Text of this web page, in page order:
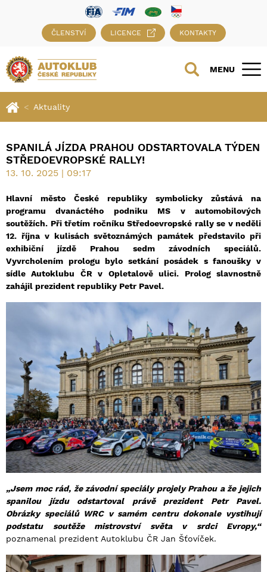
ČLENSTVÍ LICENCE KONTAKTY
MENU
Aktuality
SPANILÁ JÍZDA PRAHOU ODSTARTOVALA TÝDEN
STŘEDOEVROPSKÉ RALLY!
13. 10. 2025 | 09:17
Hlavní město České republiky symbolicky zůstává na
programu dvanáctého podniku MS v automobilových
soutěžích. Při třetím ročníku Středoevropské rally se v neděli
12. října v kulisách světoznámých památek představilo při
exhibiční jízdě Prahou sedm závodních speciálů.
Vyvrcholením prologu bylo setkání posádek s fanoušky v
sídle Autoklubu ČR v Opletalově ulici. Prolog slavnostně
zahájil prezident republiky Petr Pavel.
„Jsem moc rád, že závodní speciály projely Prahou a že jejich
spanilou jízdu odstartoval právě prezident Petr Pavel.
Obrázky speciálů WRC v samém centru dokonale vystihují
podstatu soutěže mistrovství světa v srdci Evropy,“
poznamenal prezident Autoklubu ČR Jan Šťovíček.